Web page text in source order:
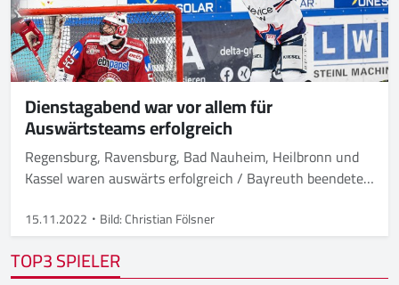
Dienstagabend war vor allem für
Auswärtsteams erfolgreich
Regensburg, Ravensburg, Bad Nauheim, Heilbronn und
Kassel waren auswärts erfolgreich / Bayreuth beendete
15.11.2022 Bild: Christian Fölsner
TOP3 SPIELER